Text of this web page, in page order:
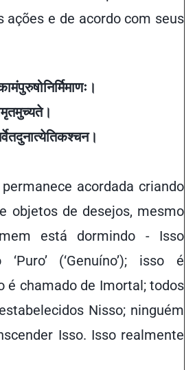
ações e de acordo com seus
पुरुषोनिर्मिमाणः ।
।
तदुनात्येतिकश्चन।
acordada criando
objetos de desejos, mesmo
está dormindo - Isso
‘Puro’ (‘Genuíno’); isso é
é chamado de Imortal; todos
Nisso; ninguém
Isso. Isso realmente